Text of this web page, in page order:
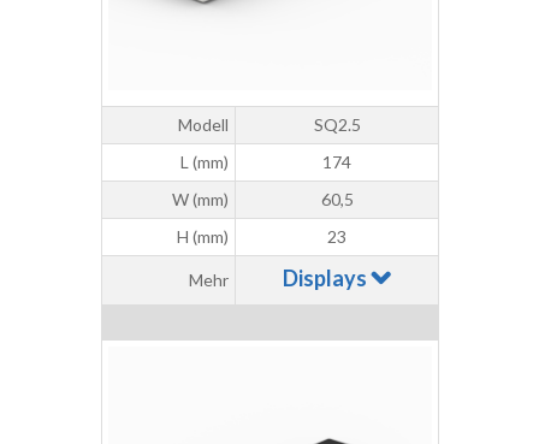
Modell
SQ2.5
L (mm)
174
W (mm)
60,5
H (mm)
23
Mehr Displays